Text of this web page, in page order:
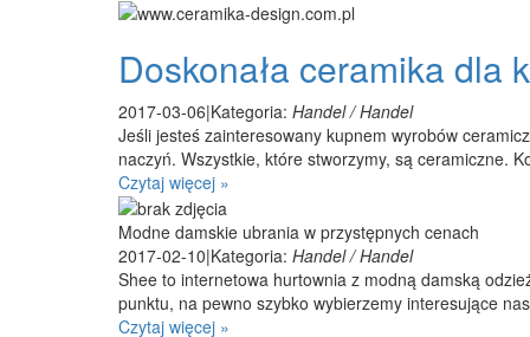
Doskonała ceramika dla
2017-03-06|Kategoria: Handel / Handel
Jeśli jesteś zainteresowany kupnem wyrobów
naczyń. Wszystkie, które stworzymy, są ceramiczne.
Czytaj więcej »
Modne damskie ubrania w przystępnych cenach
2017-02-10|Kategoria: Handel / Handel
Shee to internetowa hurtownia z modną damską
punktu, na pewno szybko wybierzemy interesujące
Czytaj więcej »